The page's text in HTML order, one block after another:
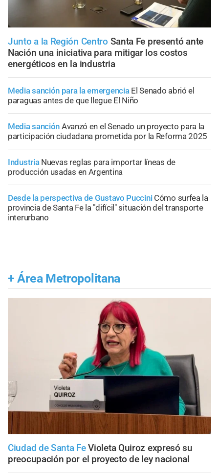
Junto a la Región Centro Santa Fe presentó ante
Nación una iniciativa para mitigar los costos
energéticos en la industria
Media sanción para la emergencia El Senado abrió el
paraguas antes de que llegue El Niño
Media sanción Avanzó en el Senado un proyecto para la
participación ciudadana prometida por la Reforma 2025
Industria Nuevas reglas para importar líneas de
producción usadas en Argentina
Desde la perspectiva de Gustavo Puccini Cómo surfea la
provincia de Santa Fe la "difícil" situación del transporte
interurbano
+ Área Metropolitana
Ciudad de Santa Fe Violeta Quiroz expresó su
preocupación por el proyecto de ley nacional